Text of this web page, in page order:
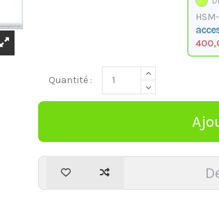
Quantité :